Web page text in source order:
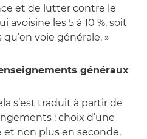
et de lutter contre le
avoisine les 5 à 10 %, soit
voie générale. »
généraux
s’est traduit à partir de
: choix d’une
non plus en seconde,